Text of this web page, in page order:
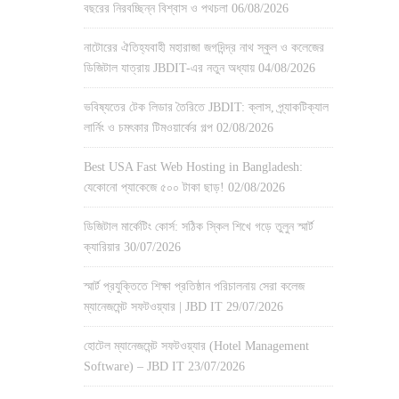
বছরের নিরবচ্ছিন্ন বিশ্বাস ও পথচলা 06/08/2026
নাটোরের ঐতিহ্যবাহী মহারাজা জগদিন্দ্র নাথ স্কুল ও কলেজের
ডিজিটাল যাত্রায় JBDIT-এর নতুন অধ্যায় 04/08/2026
ভবিষ্যতের টেক লিডার তৈরিতে JBDIT: ক্লাস, প্র্যাকটিক্যাল
লার্নিং ও চমৎকার টিমওয়ার্কের গল্প 02/08/2026
Best USA Fast Web Hosting in Bangladesh:
যেকোনো প্যাকেজে ৫০০ টাকা ছাড়! 02/08/2026
ডিজিটাল মার্কেটিং কোর্স: সঠিক স্কিল শিখে গড়ে তুলুন স্মার্ট
ক্যারিয়ার 30/07/2026
স্মার্ট প্রযুক্তিতে শিক্ষা প্রতিষ্ঠান পরিচালনায় সেরা কলেজ
ম্যানেজমেন্ট সফটওয়্যার | JBD IT 29/07/2026
হোটেল ম্যানেজমেন্ট সফটওয়্যার (Hotel Management
Software) – JBD IT 23/07/2026